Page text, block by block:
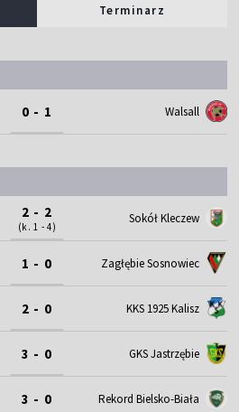
Terminarz
0 - 1 Walsall
2 - 2
(k. 1 - 4)
Sokół Kleczew
1 - 0 Zagłębie Sosnowiec
2 - 0 KKS 1925 Kalisz
3 - 0 GKS Jastrzębie
3 - 0 Rekord Bielsko-Biała